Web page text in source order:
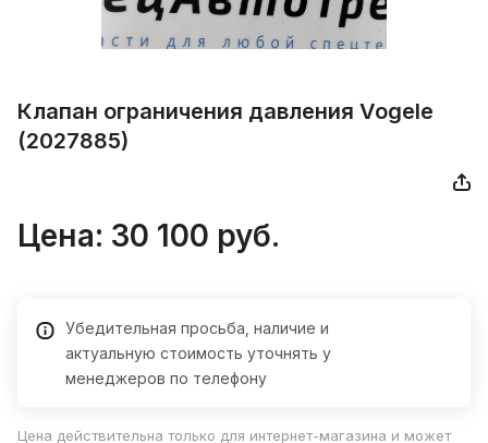
Клапан ограничения давления Vogele
(2027885)
Цена: 30 100 руб.
Убедительная просьба, наличие и
актуальную стоимость уточнять у
менеджеров по телефону
Цена действительна только для интернет-магазина и может